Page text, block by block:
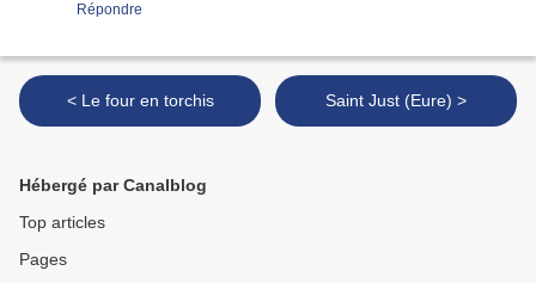
Répondre
< Le four en torchis Saint Just (Eure) >
Hébergé par Canalblog
Top articles
Pages